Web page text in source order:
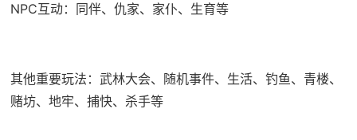
NPC互动：同伴、仇家、家仆、生育等
其他重要玩法：武林大会、随机事件、生活、钓鱼、青楼、
赌坊、地牢、捕快、杀手等